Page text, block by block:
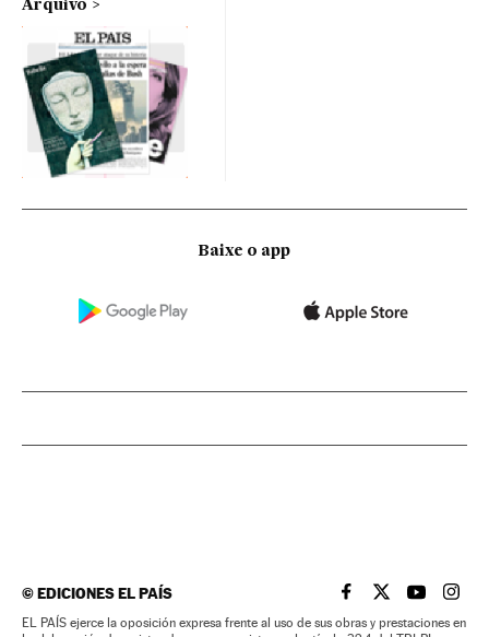
Arquivo
Baixe o app
©EDICIONES EL PAÍS EL PAÍS BRASIL EN
EL PAÍSEL PAÍS
EL
EL PAÍS ejerce la oposición expresa frente al uso de sus obras y prestaciones en